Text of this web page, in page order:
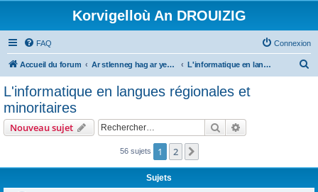
Korvigelloù An DROUIZIG
FAQ Connexion
Accueil du forum Ar stlenneg hag ar yezhoù bihan er bed a-bezh L'informatique en langues régionales et minoritaires
c
L'informatique en langues régionales et
minoritaires
Nouveau sujet Rechercher
56 sujets 1 2
Sujets